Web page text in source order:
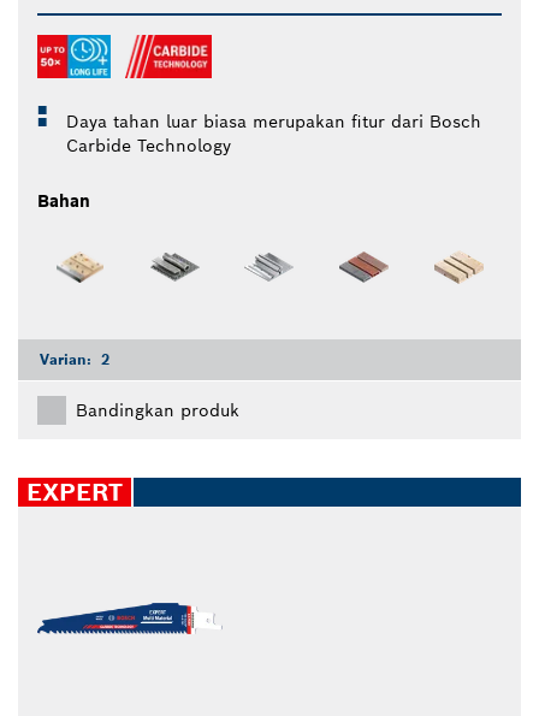
Daya tahan luar biasa merupakan fitur dari Bosch
Carbide Technology
Bahan
Varian: 2
Bandingkan produk
EXPERT